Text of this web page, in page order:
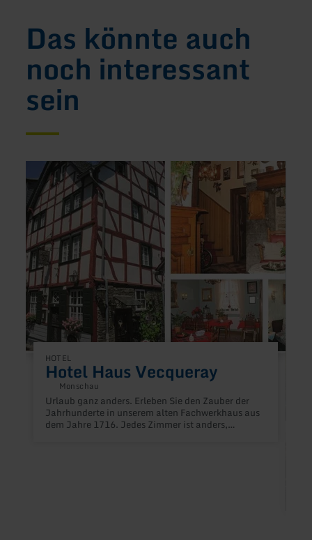
Das könnte auch
noch interessant
sein
HOTEL
Hotel Haus Vecqueray
Monschau
Urlaub ganz anders. Erleben Sie den Zauber der
Jahrhunderte in unserem alten Fachwerkhaus aus
dem Jahre 1716. Jedes Zimmer ist anders,
mehr
erfahren
Hotel
Haus
Vecqueray
mehr
zu:
Fewo